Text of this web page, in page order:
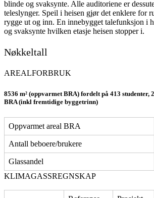
blinde og svaksynte. Alle auditoriene er
teleslynger. Speil i heisen gjør det enklere for
rygge ut og inn. En innebygget talefunksjon i
og svaksynte hvilken etasje heisen stopper i.
Nøkkeltall
AREALFORBRUK
8536 m² (oppvarmet BRA) fordelt på 413 studenter,
BRA (inkl fremtidige byggetrinn)
Oppvarmet areal BRA
Antall beboere/brukere
Glassandel
KLIMAGASSREGNSKAP